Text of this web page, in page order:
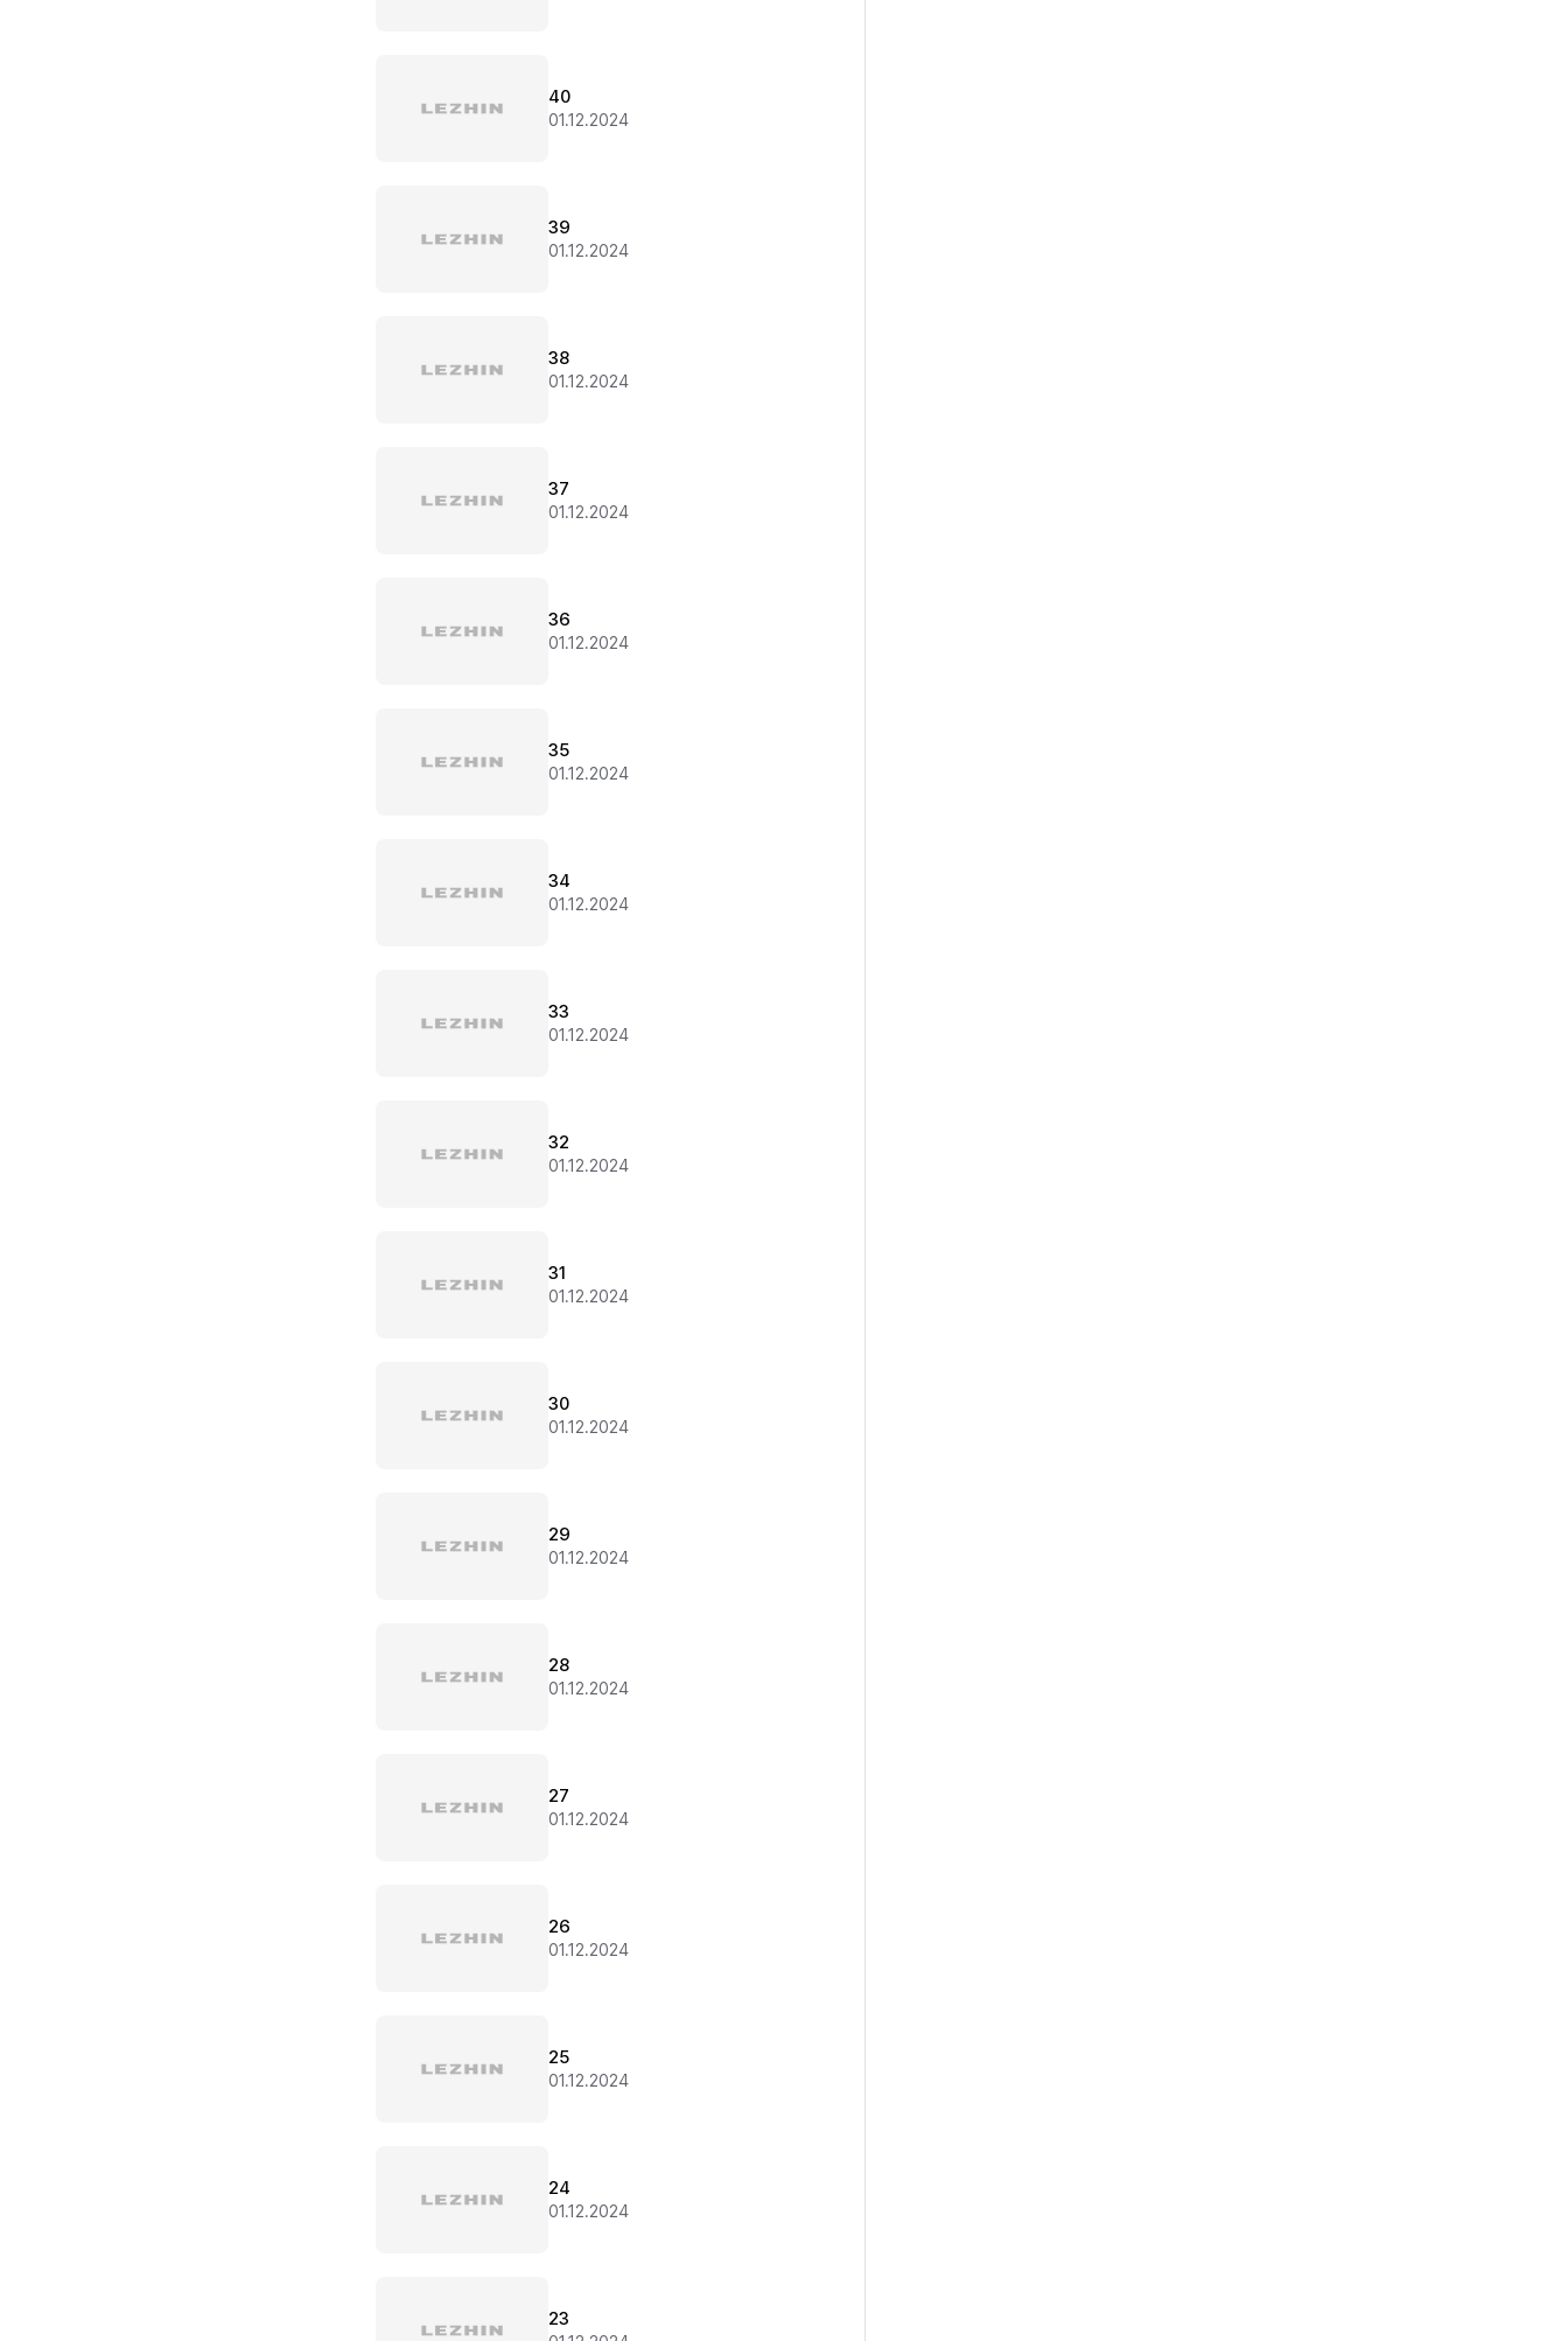
40
01.12.2024
39
01.12.2024
38
01.12.2024
37
01.12.2024
36
01.12.2024
35
01.12.2024
34
01.12.2024
33
01.12.2024
32
01.12.2024
31
01.12.2024
30
01.12.2024
29
01.12.2024
28
01.12.2024
27
01.12.2024
26
01.12.2024
25
01.12.2024
24
01.12.2024
23